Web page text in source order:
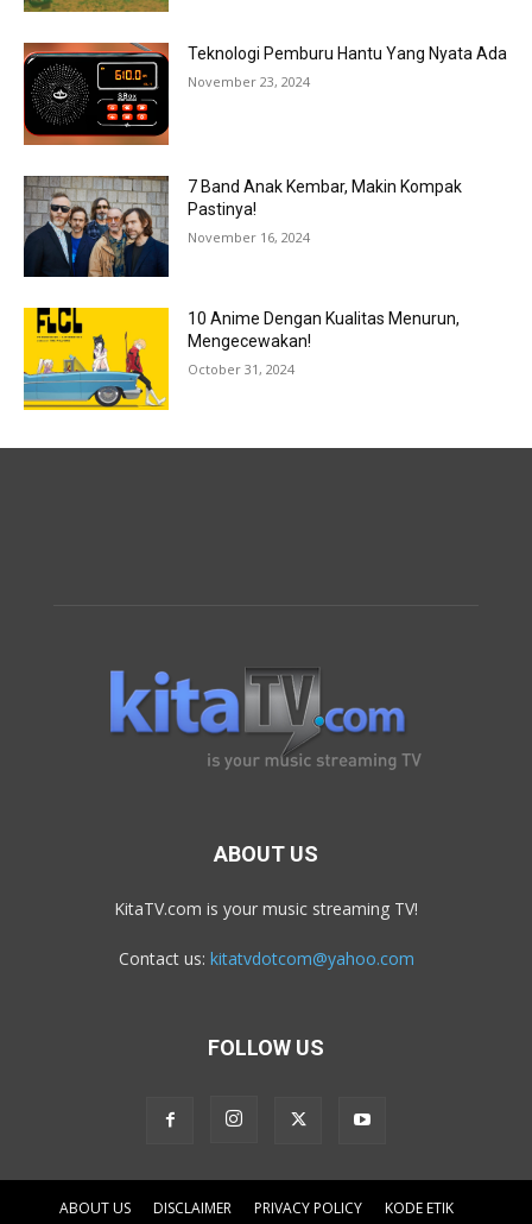
Teknologi Pemburu Hantu Yang Nyata Ada
November 23, 2024
7 Band Anak Kembar, Makin Kompak
Pastinya!
November 16, 2024
10 Anime Dengan Kualitas Menurun,
Mengecewakan!
October 31, 2024
ABOUT US
KitaTV.com is your music streaming TV!
Contact us: kitatvdotcom@yahoo.com
FOLLOW US
ABOUT US DISCLAIMER PRIVACY POLICY
KODE ETIK